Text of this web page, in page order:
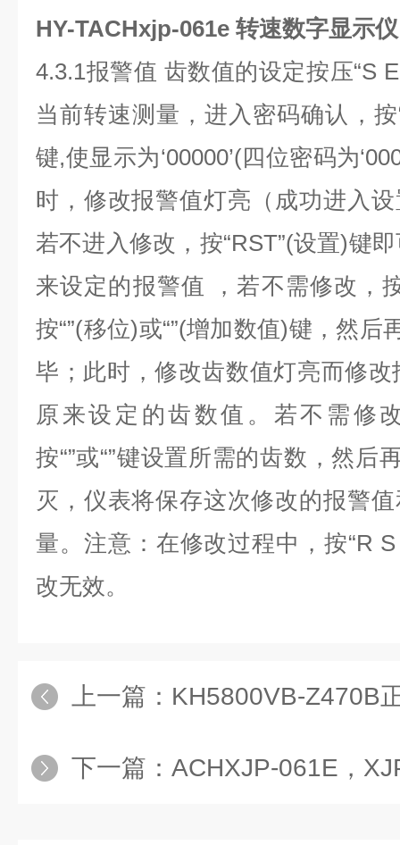
HY-TACHxjp-061e 转速数字显示仪
4.3.1报警值 齿数值的设定按压“S
当前转速测量，进入密码确认，按
键,使显示为‘00000’(四位密码为
时，修改报警值灯亮（成功进入
若不进入修改，按“RST”(设置)键
来设定的报警值 ，若不需修改，
按“”(移位)或“”(增加数值)键，然后
毕；此时，修改齿数值灯亮而修
原来设定的齿数值。若不需修
按“”或“”键设置所需的齿数，然后
灭，仪表将保存这次修改的报警
量。注意：在修改过程中，按“R
改无效。
上一篇： KH5800VB-Z470B
下一篇： ACHXJP-061E，XJP-